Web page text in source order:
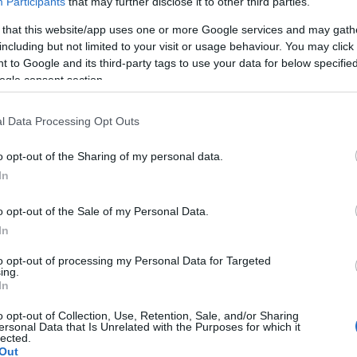
that this website/app uses one or more Google services and may
but not limited to your visit or usage behaviour. You may
to Google and its third-party tags to use your data for below
consent section.
Data Processing Opt Outs
opt-out of the Sharing of my personal data.
opt-out of the Sale of my Personal Data.
opt-out of processing my Personal Data for Targeted
opt-out of Collection, Use, Retention, Sale, and/or Sharing
Data that Is Unrelated with the Purposes for which it
πλήττουν το νησί από το πρωί της Τετάρτης 5
στο Λιστόνκαι στη Σπηλιά, αλλά και
Υπηρεσία και τα συνεργεία του Δήμου και
μεγάλου δέντρου στην οδό Ιωάννη Θεοτόκη (στη
στο Πανεπιστήμιο.
ωστόσο, υλικές ζημιές σε σταθμευμένα